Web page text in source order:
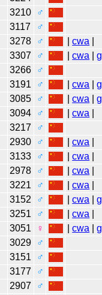
3210
♂
3117
♂
3278 ♂ |cwa
3307 ♂ |cwa |
3266
♂
3191 ♂ |cwa |
3085 ♂ |cwa |
3094 ♂ |cwa
3217
♂
2930 ♂ |cwa
3133 ♂ |cwa
2978 ♂ |cwa
3221 ♂ |cwa
3152 ♂ |cwa |
3251 ♂ |cwa
3051 ♀ |cwa |
3029
♂
3151
♂
3177
♂
2907
♂